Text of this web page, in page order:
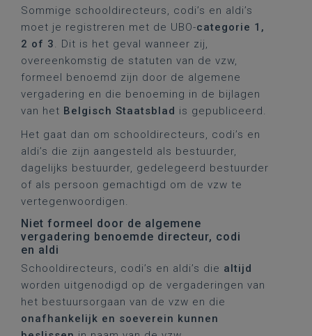
Sommige schooldirecteurs, codi’s en aldi’s
moet je registreren met de UBO-categorie 1,
2 of 3. Dit is het geval wanneer zij,
overeenkomstig de statuten van de vzw,
formeel benoemd zijn door de algemene
vergadering en die benoeming in de bijlagen
van het Belgisch Staatsblad is gepubliceerd.
Het gaat dan om schooldirecteurs, codi’s en
aldi’s die zijn aangesteld als bestuurder,
dagelijks bestuurder, gedelegeerd bestuurder
of als persoon gemachtigd om de vzw te
vertegenwoordigen.
Niet formeel door de algemene
vergadering benoemde directeur, codi
en aldi
Schooldirecteurs, codi’s en aldi’s die altijd
worden uitgenodigd op de vergaderingen van
het bestuursorgaan van de vzw en die
onafhankelijk en soeverein kunnen